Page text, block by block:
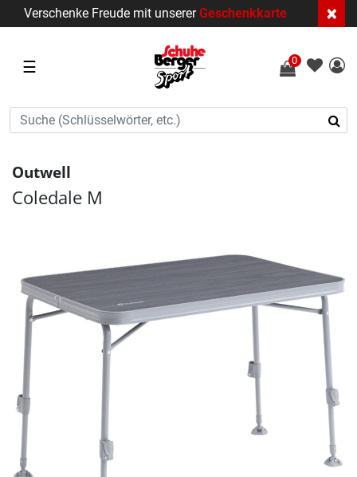
Verschenke Freude mit unsererGeschenkkarte ×
☰ 0
Outwell
Coledale M